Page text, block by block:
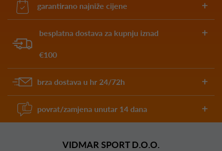
garantirano najniže cijene
besplatna dostava za kupnju iznad
€100
brza dostava u hr 24/72h
povrat/zamjena unutar 14 dana
VIDMAR SPORT D.O.O.